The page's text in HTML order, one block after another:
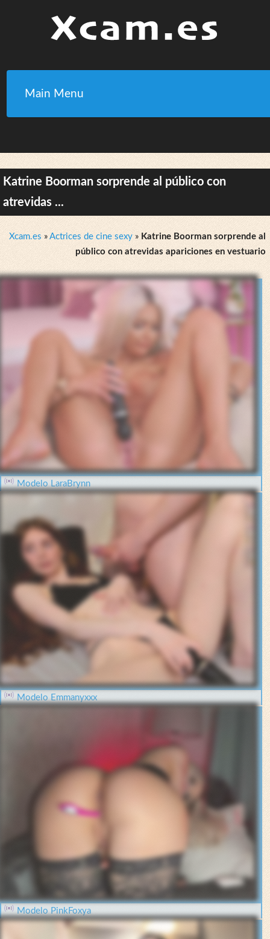
Main Menu
Katrine Boorman sorprende al público con
atrevidas ...
Xcam.es » Actrices de cine sexy » Katrine Boorman sorprende al
público con atrevidas apariciones en vestuario
Modelo LaraBrynn
Modelo Emmanyxxx
Modelo PinkFoxya